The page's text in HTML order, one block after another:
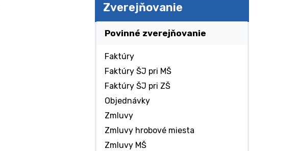
Zverejňovanie
Povinné zverejňovanie
Faktúry
Faktúry ŠJ pri MŠ
Faktúry ŠJ pri ZŠ
Objednávky
Zmluvy
Zmluvy hrobové miesta
Zmluvy MŠ